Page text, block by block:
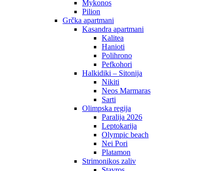
Mykonos
Pilion
Grčka apartmani
Kasandra apartmani
Kalitea
Hanioti
Polihrono
Pefkohori
Halkidiki – Sitonija
Nikiti
Neos Marmaras
Sarti
Olimpska regija
Paralija 2026
Leptokarija
Olympic beach
Nei Pori
Platamon
Strimonikos zaliv